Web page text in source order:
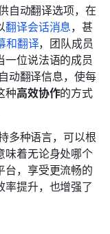
自动翻译选项，在
翻译会话消息，甚
和翻译，团队成员
一位说法语的成员
动翻译信息，使每
种高效协作的方式
多种语言，可以根
味着无论身处哪个
台，享受更流畅的
率提升，也增强了